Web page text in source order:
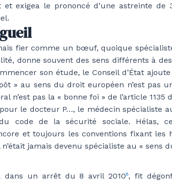
et exigea le prononcé d’une astreinte
fier comme un bœuf, quoique
donne souvent des sens différents à
son étude, le Conseil d’État
» au sens du droit européen n’est pas
n’est pas la « bonne foi » de l’article 1135
le docteur P…, le médecin spécialiste
code de la sécurité sociale. Hélas,
et toujours les conventions fixant
jamais devenu spécialiste au « sens
dans un arrêt du 8 avril 20108, fit